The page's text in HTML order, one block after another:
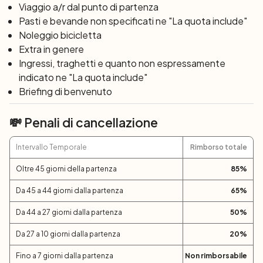
Viaggio a/r dal punto di partenza
Pasti e bevande non specificati ne "La quota include"
Noleggio bicicletta
Extra in genere
Ingressi, traghetti e quanto non espressamente
indicato ne "La quota include"
Briefing di benvenuto
💸 Penali di cancellazione
Intervallo Temporale Rimborso totale
Oltre 45 giorni della partenza 85%
Da 45 a 44 giorni dalla partenza 65%
Da 44 a 27 giorni dalla partenza 50%
Da 27 a 10 giorni dalla partenza 20%
Fino a 7 giorni dalla partenza Non rimborsabile